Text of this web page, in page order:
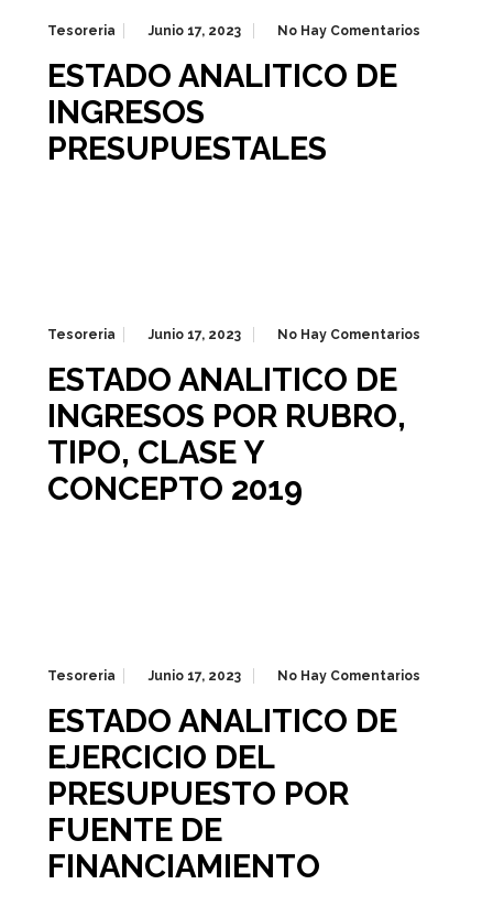
Tesoreria Junio 17, 2023 No Hay Comentarios
ESTADO ANALITICO DE
INGRESOS
PRESUPUESTALES
Tesoreria Junio 17, 2023 No Hay Comentarios
ESTADO ANALITICO DE
INGRESOS POR RUBRO,
TIPO, CLASE Y
CONCEPTO 2019
Tesoreria Junio 17, 2023 No Hay Comentarios
ESTADO ANALITICO DE
EJERCICIO DEL
PRESUPUESTO POR
FUENTE DE
FINANCIAMIENTO